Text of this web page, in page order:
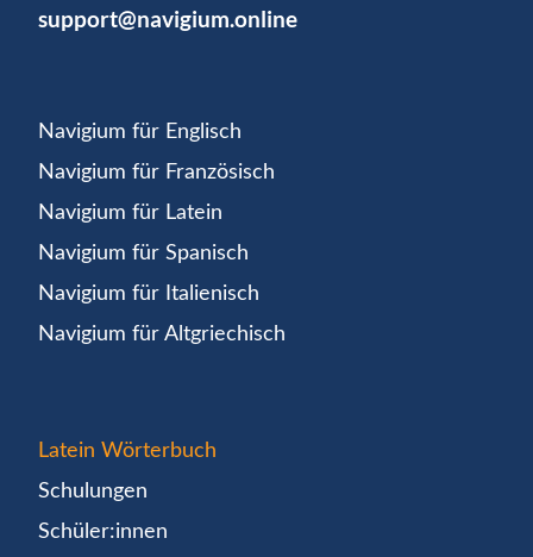
support@navigium.online
Navigium für Englisch
Navigium für Französisch
Navigium für Latein
Navigium für Spanisch
Navigium für Italienisch
Navigium für Altgriechisch
Latein Wörterbuch
Schulungen
Schüler:innen